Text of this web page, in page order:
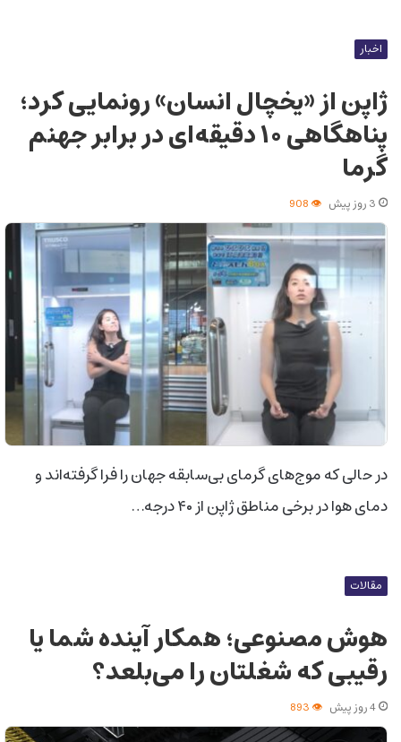
اخبار
ژاپن از «یخچال انسان» رونمایی کرد؛
پناهگاهی ۱۰ دقیقه‌ای در برابر جهنم
گرما
3 روز پیش
در حالی که موج‌های گرمای بی‌سابقه جهان را فرا گرفته‌اند و
دمای هوا در برخی مناطق ژاپن از ۴۰ درجه…
مقالات
هوش مصنوعی؛ همکار آینده شما یا
رقیبی که شغلتان را می‌بلعد؟
4 روز پیش